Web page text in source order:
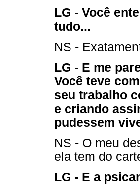
LG - Você
tudo...
NS -
LG - E me
Você teve
seu trabalho
e criando
pudessem
NS - O meu
ela tem do
LG - E a